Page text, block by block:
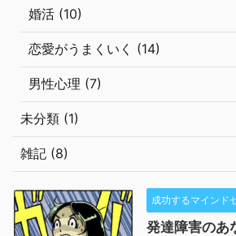
婚活 (10)
恋愛がうまくいく (14)
男性心理 (7)
未分類 (1)
雑記 (8)
成功するマインド
発達障害のあ